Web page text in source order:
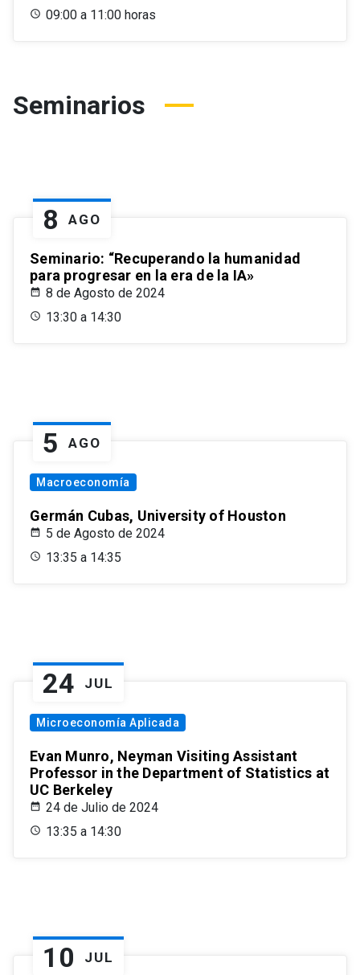
09:00 a 11:00 horas
Seminarios
8 AGO
Seminario: “Recuperando la humanidad
para progresar en la era de la IA»
8 de Agosto de 2024
13:30 a 14:30
5 AGO
Macroeconomía
Germán Cubas, University of Houston
5 de Agosto de 2024
13:35 a 14:35
24 JUL
Microeconomía Aplicada
Evan Munro, Neyman Visiting Assistant
Professor in the Department of Statistics at
UC Berkeley
24 de Julio de 2024
13:35 a 14:30
10 JUL